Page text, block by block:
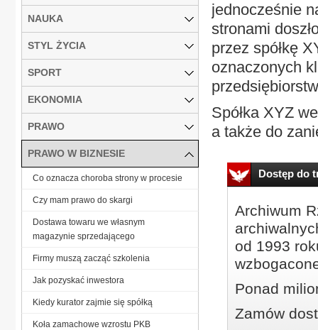
jednocześnie
stronami
przez spółkę
oznaczonych
Spółka XYZ
a także do
Dostęp do
Archiwum
od 1993
Ponad
Zamów
NAUKA
STYL ŻYCIA
SPORT
EKONOMIA
PRAWO
PRAWO W BIZNESIE
Co oznacza choroba strony w procesie
Czy mam prawo do skargi
Dostawa towaru we własnym
magazynie sprzedającego
Firmy muszą zacząć szkolenia
Jak pozyskać inwestora
Kiedy kurator zajmie się spółką
Koła zamachowe wzrostu PKB